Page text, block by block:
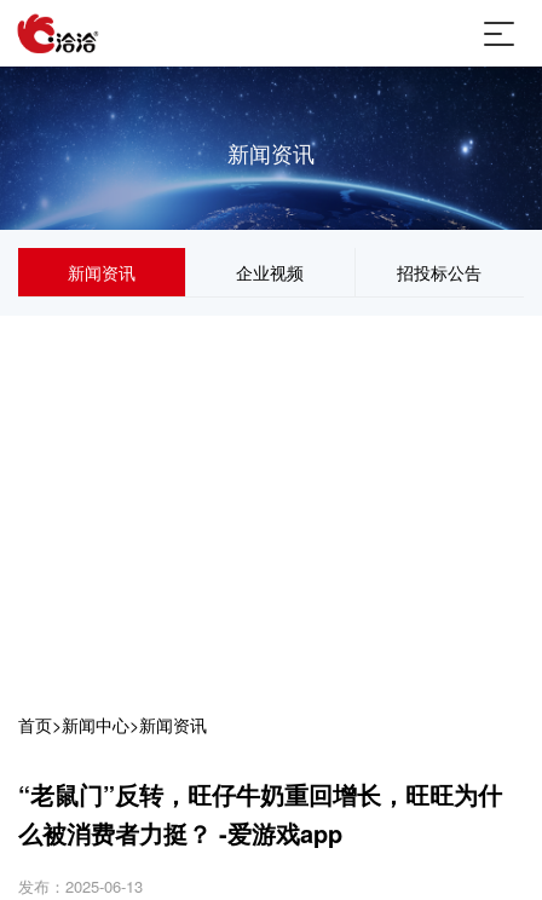
新闻资讯
新闻资讯 企业视频 招投标公告
首页>新闻中心>新闻资讯
“老鼠门”反转，旺仔牛奶重回增长，旺旺为什
么被消费者力挺？ -爱游戏app
发布：2025-06-13